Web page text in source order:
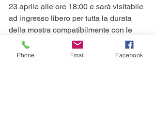
23 aprile alle ore 18:00 e sarà visitabile
ad ingresso libero per tutta la durata
della mostra compatibilmente con le
aperture della scuola in occasione
dell'Agrifiera, fino al primo maggio.
Phone Email Facebook